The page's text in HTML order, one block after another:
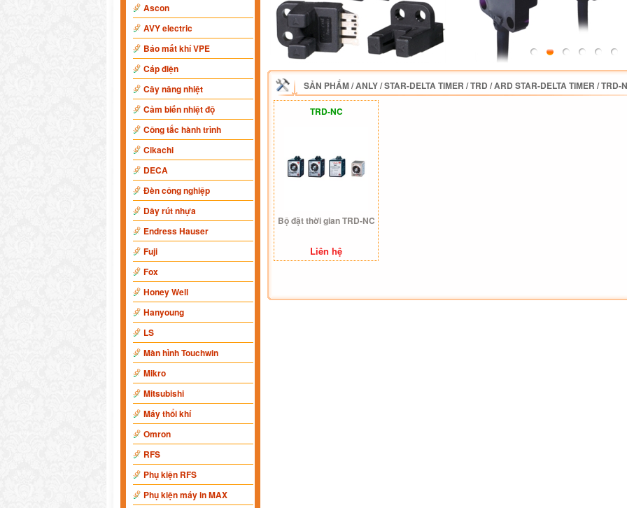
Ascon
AVY electric
Báo mất khí VPE
Cáp điện
Cây nâng nhiệt
Cảm biến nhiệt độ
Công tắc hành trình
Cikachi
DECA
Đèn công nghiệp
Dây rút nhựa
Endress Hauser
Fuji
Fox
Honey Well
Hanyoung
LS
Màn hình Touchwin
Mikro
Mitsubishi
Máy thổi khí
Omron
RFS
Phụ kiện RFS
Phụ kiện máy in MAX
SẢN PHẨM/ANLY/STAR-DELTA TIMER /TRD / ARD STAR-DELTA TIMER /TRD-
TRD-NC
Bộ đặt thời gian TRD-NC
Liên hệ